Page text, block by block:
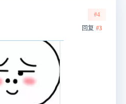
#4
回复 #3